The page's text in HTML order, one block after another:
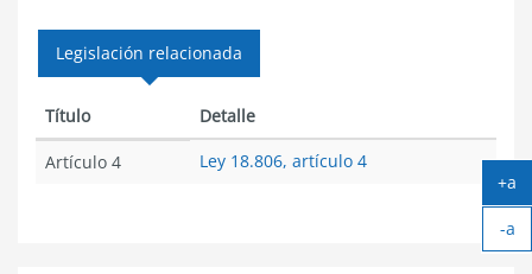
Legislación relacionada
Título Detalle
Artículo 4 Ley 18.806, artículo 4
+a
-a